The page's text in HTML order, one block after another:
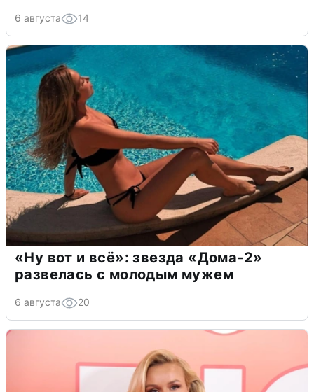
6 августа 14
«Ну вот и всё»: звезда «Дома-2»
развелась с молодым мужем
6 августа 20